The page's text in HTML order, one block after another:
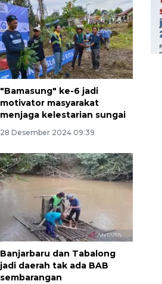
"Bamasung" ke-6 jadi
motivator masyarakat
menjaga kelestarian sungai
28 Desember 2024 09:39
Banjarbaru dan Tabalong
jadi daerah tak ada BAB
sembarangan